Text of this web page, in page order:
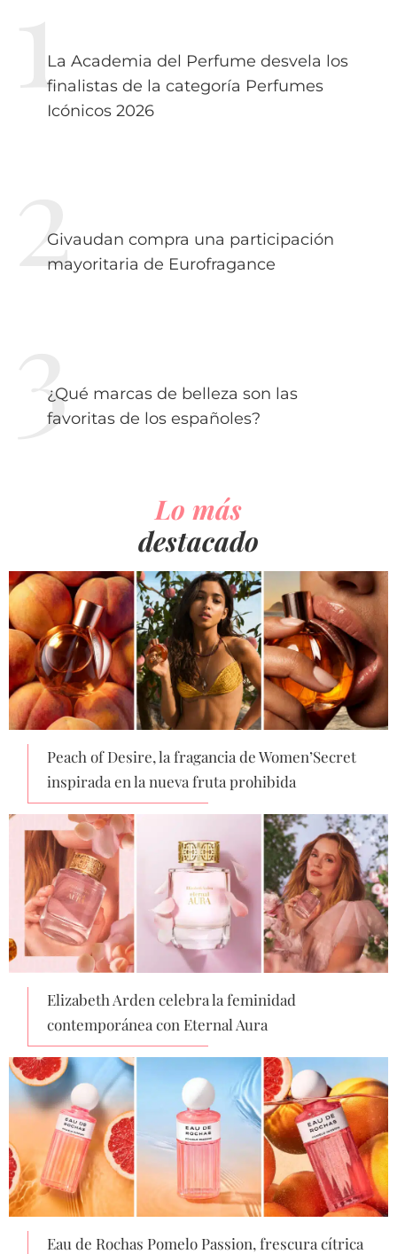
La Academia del Perfume desvela los
finalistas de la categoría Perfumes
Icónicos 2026
Givaudan compra una participación
mayoritaria de Eurofragance
¿Qué marcas de belleza son las
favoritas de los españoles?
Lo más
destacado
Peach of Desire, la fragancia de Women’Secret
inspirada en la nueva fruta prohibida
Elizabeth Arden celebra la feminidad
contemporánea con Eternal Aura
Eau de Rochas Pomelo Passion, frescura cítrica